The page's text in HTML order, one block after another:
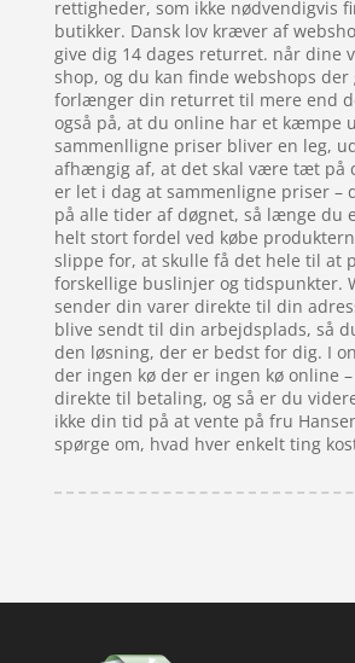
rettigheder, som ikke nødvendigvis
butikker. Dansk lov kræver af
give dig 14 dages returret. når dine
shop, og du kan finde webshops der
forlænger din returret til mere end
også på, at du online har et kæmpe
sammenlligne priser bliver en leg,
afhængig af, at det skal være tæt på
er let i dag at sammenligne priser –
på alle tider af døgnet, så længe du
helt stort fordel ved købe
slippe for, at skulle få det hele til at
forskellige buslinjer og tidspunkter.
sender din varer direkte til din
blive sendt til din arbejdsplads, så
den løsning, der er bedst for dig. I
der ingen kø der er ingen kø online
direkte til betaling, og så er du
ikke din tid på at vente på fru
spørge om, hvad hver enkelt ting